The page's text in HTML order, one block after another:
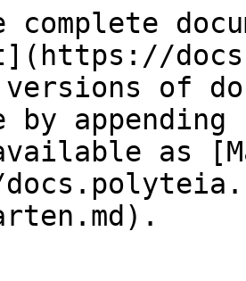
complete
versions of
by
as